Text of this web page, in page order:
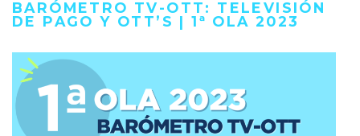
BARÓMETRO TV-OTT: TELEVISIÓN
DE PAGO Y OTT’S | 1ª OLA 2023